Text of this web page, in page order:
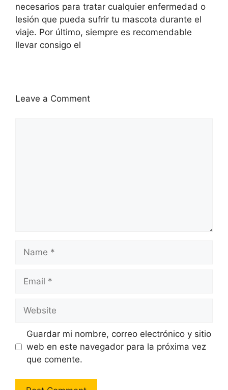
necesarios para tratar cualquier enfermedad o
lesión que pueda sufrir tu mascota durante el
viaje. Por último, siempre es recomendable
llevar consigo el
Leave a Comment
Guardar mi nombre, correo electrónico y sitio
web en este navegador para la próxima vez
que comente.